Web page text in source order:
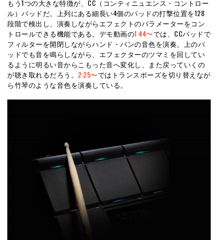
もう1つの大きな特徴が、CC（コンティニュエンス・コントロー
ル）パッドだ。上列にある細長い4個のパッドの打撃位置を128
段階で検出し、演奏しながらエフェクトのパラメーターをコン
トロールできる機能である。デモ動画の1:44〜では、CCパッドで
フィルターを開閉しながらハンド・パンの音色を演奏。上のパ
ッドでも音を鳴らしながら、エフェクターのツマミを回してい
るように明るい音からこもった音へ変化し、また戻っていくの
が聴き取れるだろう。 2:25〜ではトランスポーズを切り替えなが
ら竹琴のような音色を演奏している。